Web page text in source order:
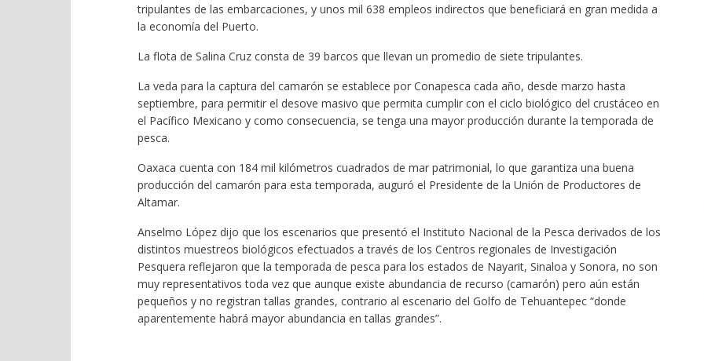
tripulantes de las embarcaciones, y unos mil 638 empleos indirectos que beneficiará en gran medida a
la economía del Puerto.
La flota de Salina Cruz consta de 39 barcos que llevan un promedio de siete tripulantes.
La veda para la captura del camarón se establece por Conapesca cada año, desde marzo hasta
septiembre, para permitir el desove masivo que permita cumplir con el ciclo biológico del crustáceo en
el Pacífico Mexicano y como consecuencia, se tenga una mayor producción durante la temporada de
pesca.
Oaxaca cuenta con 184 mil kilómetros cuadrados de mar patrimonial, lo que garantiza una buena
producción del camarón para esta temporada, auguró el Presidente de la Unión de Productores de
Altamar.
Anselmo López dijo que los escenarios que presentó el Instituto Nacional de la Pesca derivados de los
distintos muestreos biológicos efectuados a través de los Centros regionales de Investigación
Pesquera reflejaron que la temporada de pesca para los estados de Nayarit, Sinaloa y Sonora, no son
muy representativos toda vez que aunque existe abundancia de recurso (camarón) pero aún están
pequeños y no registran tallas grandes, contrario al escenario del Golfo de Tehuantepec “donde
aparentemente habrá mayor abundancia en tallas grandes”.